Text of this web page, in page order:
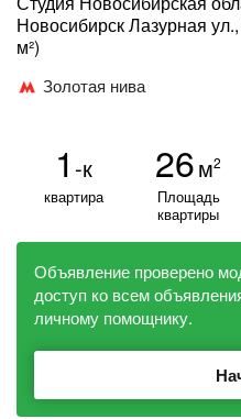
Новосибирск Лазурная
м²)
Золотая нива
1 -к
квартира
26м2
Площадь
квартиры
Объявление проверено
доступ ко всем
личному помощнику.